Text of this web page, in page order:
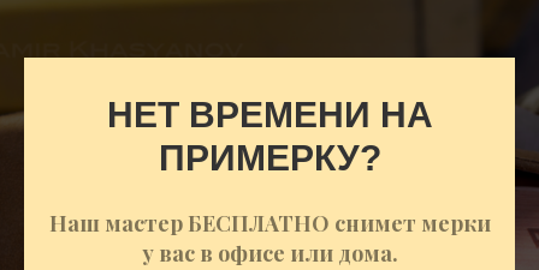
НЕТ ВРЕМЕНИ НА
ПРИМЕРКУ?
Наш мастер БЕСПЛАТНО снимет мерки
у вас в офисе или дома.